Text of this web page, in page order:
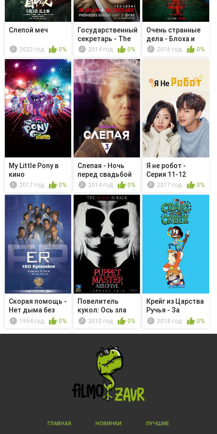
Слепой меч
2022 год 0%
Государственный
секретарь - The
Coura...
2014 год 0%
Очень странные
дела - Блоха и
акробат
2016 год 0%
My Little Pony в
кино
2017 год 0%
Слепая - Ночь
перед свадьбой
2014 год 0%
Я не робот -
Серия 11-12
2017 год 0%
Скорая помощь -
Нет дыма без
огня1994 год 0%
Повелитель
кукол: Ось зла
2010 год 0%
Крейг из Царства
Ручья - За
эстакадой
2018 год 0%
ГЛАВНАЯ НОВИНКИ ЛУЧШИЕ